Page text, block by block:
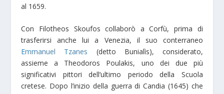
al 1659.
Con Filotheos Skoufos collaborò a Corfù, prima di
trasferirsi anche lui a Venezia, il suo conterraneo
Emmanuel Tzanes (detto Bunialìs), considerato,
assieme a Theodoros Poulakis, uno dei due più
significativi pittori dell’ultimo periodo della Scuola
cretese. Dopo l’inizio della guerra di Candia (1645) che